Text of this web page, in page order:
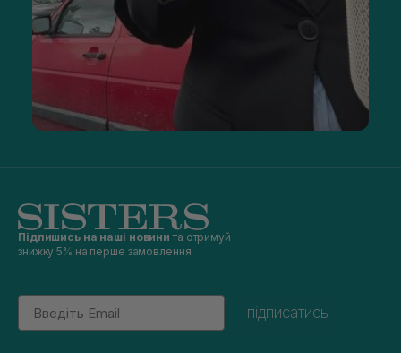
Підпишись на наші новини та отримуй
знижку 5% на перше замовлення
Email
підписатись